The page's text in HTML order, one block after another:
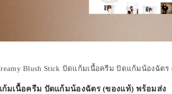
Blush Stick ปัดแก้มเนื้อครีม ปัดแก้มน้องฉัต
ก้มเนื้อครีม ปัดแก้มน้องฉัตร (ของแท้) พร้อมส่ง